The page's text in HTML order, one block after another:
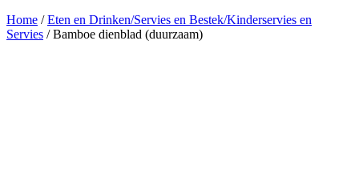
Home /Eten en Drinken/Servies en Bestek/Kinderservies en
Servies / Bamboe dienblad (duurzaam)